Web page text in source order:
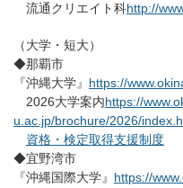
流通クリエイト科http://
（大学・短大）
◆那覇市
『沖縄大学』 https://
2026大学案内https://
u.ac.jp/brochure/2026/
資格・検定取得支援制度
◆宜野湾市
『沖縄国際大学』 https://